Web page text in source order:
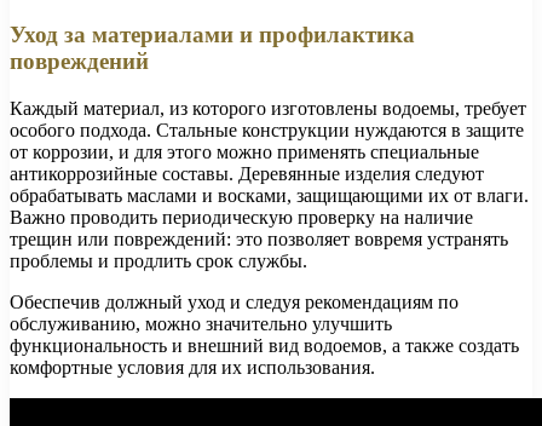
Уход за материалами и профилактика
повреждений
Каждый материал, из которого изготовлены водоемы, требует
особого подхода. Стальные конструкции нуждаются в защите
от коррозии, и для этого можно применять специальные
антикоррозийные составы. Деревянные изделия следуют
обрабатывать маслами и восками, защищающими их от влаги.
Важно проводить периодическую проверку на наличие
трещин или повреждений: это позволяет вовремя устранять
проблемы и продлить срок службы.
Обеспечив должный уход и следуя рекомендациям по
обслуживанию, можно значительно улучшить
функциональность и внешний вид водоемов, а также создать
комфортные условия для их использования.